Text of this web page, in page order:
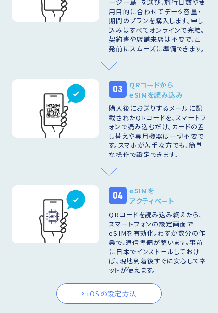
ージー島」を選び、旅行日数や使
用目的に合わせてデータ容量・
期間のプランを購入します。申し
込みはすべてオンラインで完結。
契約書や店舗来店は不要で、出
発前にスムーズに準備できます。
03
QRコードから
eSIMを読み込み
購入後にお送りするメールに記
載されたQRコードを、スマートフ
ォンで読み込むだけ。カードの差
し替えや専用機器は一切不要で
す。スマホが苦手な方でも、簡単
な操作で設定できます。
04
eSIMを
アクティベート
QRコードを読み込み終えたら、
スマートフォンの設定画面で
eSIMを有効化。わずか数分の作
業で、通信準備が整います。事前
に日本でインストールしておけ
ば、現地到着後すぐに安心してネ
ットが使えます。
iOSの設定方法